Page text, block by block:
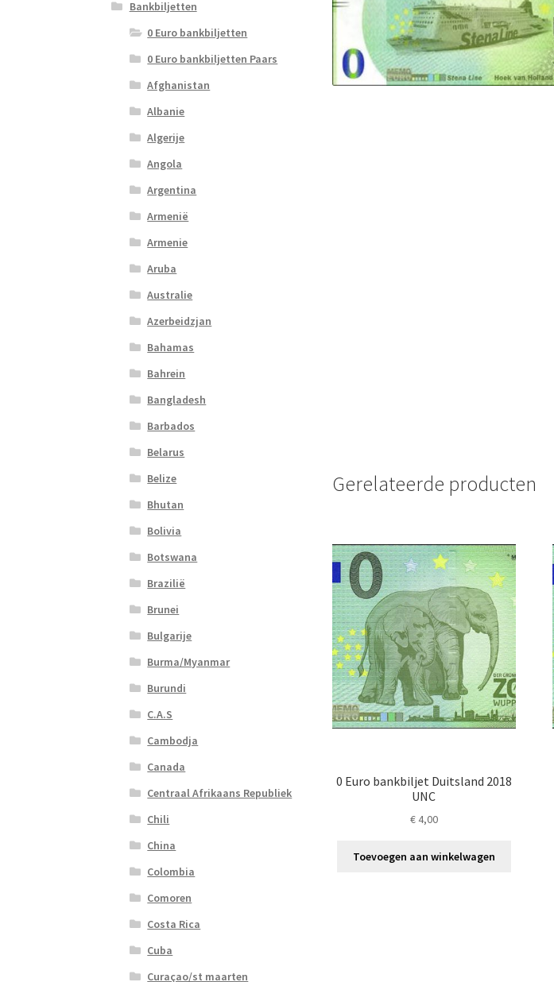
Gerelateerde producten
0 Euro bankbiljet Duitsland 2018
UNC
€4,00
Toevoegen aan winkelwagen
Bankbiljetten
0 Euro bankbiljetten
0 Euro bankbiljetten Paars
Afghanistan
Albanie
Algerije
Angola
Argentina
Armenië
Armenie
Aruba
Australie
Azerbeidzjan
Bahamas
Bahrein
Bangladesh
Barbados
Belarus
Belize
Bhutan
Bolivia
Botswana
Brazilië
Brunei
Bulgarije
Burma/Myanmar
Burundi
C.A.S
Cambodja
Canada
Centraal Afrikaans Republiek
Chili
China
Colombia
Comoren
Costa Rica
Cuba
Curaçao/st maarten